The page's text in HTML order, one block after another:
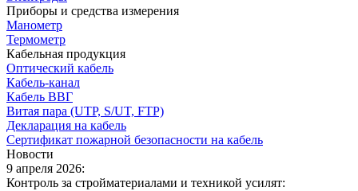
Приборы и средства измерения
Манометр
Термометр
Кабельная продукция
Оптический кабель
Кабель-канал
Кабель ВВГ
Витая пара (UTP, S/UT, FTP)
Декларация на кабель
Сертификат пожарной безопасности на кабель
Новости
9 апреля 2026:
Контроль за стройматериалами и техникой усилят: